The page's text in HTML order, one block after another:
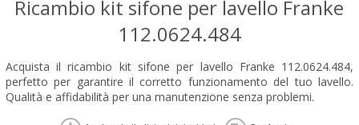
Ricambio kit sifone per lavello Franke
112.0624.484
Acquista il ricambio kit sifone per lavello Franke 112.0624.484,
perfetto per garantire il corretto funzionamento del tuo lavello.
Qualità e affidabilità per una manutenzione senza problemi.